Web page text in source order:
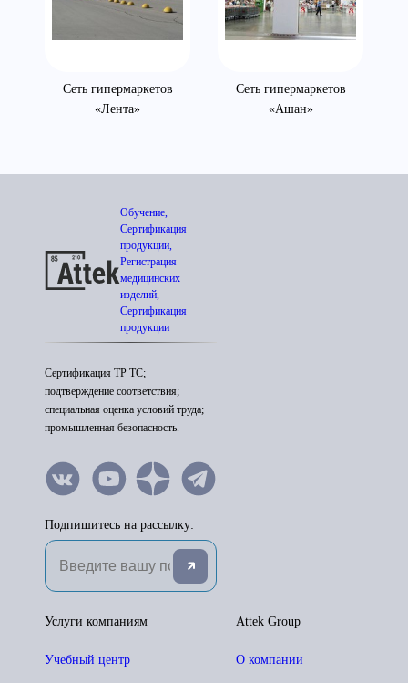
Сеть гипермаркетов
«Лента»
Сеть гипермаркетов
«Ашан»
Обучение,
Сертификация
продукции,
Регистрация
медицинских
изделий,
Сертификация
продукции
Сертификация ТР ТС;
подтверждение соответствия;
специальная оценка условий труда;
промышленная безопасность.
Подпишитесь на рассылку:
Attek Group
О компании
Услуги компаниям
Учебный центр